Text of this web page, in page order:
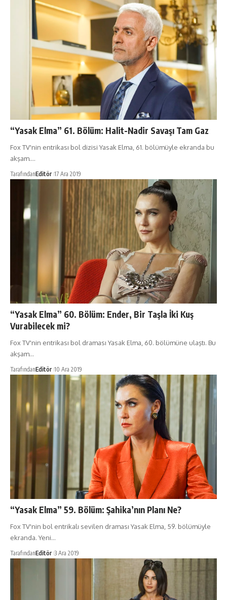
“Yasak Elma” 61. Bölüm: Halit-Nadir Savaşı Tam Gaz
Fox TV'nin entrikası bol dizisi Yasak Elma, 61. bölümüyle ekranda bu
akşam.…
TarafındanEditör 17 Ara 2019
“Yasak Elma” 60. Bölüm: Ender, Bir Taşla İki Kuş
Vurabilecek mi?
Fox TV'nin entrikası bol draması Yasak Elma, 60. bölümüne ulaştı. Bu
akşam…
TarafındanEditör 10 Ara 2019
“Yasak Elma” 59. Bölüm: Şahika’nın Planı Ne?
Fox TV'nin bol entrikalı sevilen draması Yasak Elma, 59. bölümüyle
ekranda. Yeni…
TarafındanEditör 3 Ara 2019